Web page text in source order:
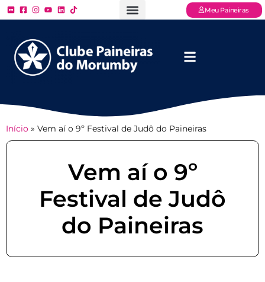
Meu Paineiras
Início » Vem aí o 9º Festival de Judô do Paineiras
Vem aí o 9º
Festival de Judô
do Paineiras